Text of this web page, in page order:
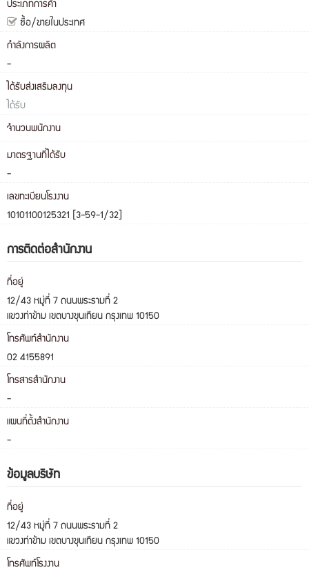
ประเภทการค้า
ซื้อ/ขายในประเทศ
กำลังการผลิต
-
ได้รับส่งเสริมลงทุน
ได้รับ
จำนวนพนักงาน
มาตรฐานที่ได้รับ
-
เลขทะเบียนโรงงาน
10101100125321 [3-59-1/32]
การติดต่อสำนักงาน
ที่อยู่
12/43 หมู่ที่ 7 ถนนพระรามที่ 2
แขวงท่าข้าม เขตบางขุนเทียน กรุงเทพ 10150
โทรศัพท์สำนักงาน
02 4155891
โทรสารสำนักงาน
-
แผนที่ตั้งสำนักงาน
-
ข้อมูลบริษัท
ที่อยู่
12/43 หมู่ที่ 7 ถนนพระรามที่ 2
แขวงท่าข้าม เขตบางขุนเทียน กรุงเทพ 10150
โทรศัพท์โรงงาน